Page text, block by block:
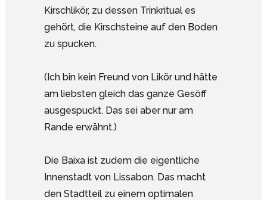
Kirschlikör, zu dessen Trinkritual es
gehört, die Kirschsteine auf den Boden
zu spucken.
(Ich bin kein Freund von Likör und hätte
am liebsten gleich das ganze Gesöff
ausgespuckt. Das sei aber nur am
Rande erwähnt.)
Die Baixa ist zudem die eigentliche
Innenstadt von Lissabon. Das macht
den Stadtteil zu einem optimalen